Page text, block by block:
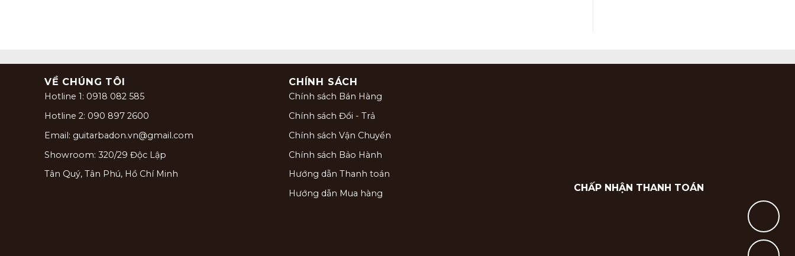
VỀ CHÚNG TÔI
Hotline 1: 0918 082 585
Hotline 2: 090 897 2600
Email: guitarbadon.vn@gmail.com
Showroom: 320/29 Độc Lập
Tân Quý, Tân Phú, Hồ Chí Minh
CHÍNH SÁCH
Chính sách Bán Hàng
Chính sách Đổi - Trả
Chính sách Vận Chuyển
Chính sách Bảo Hành
Hướng dẫn Thanh toán
Hướng dẫn Mua hàng
CHẤP NHẬN THANH TOÁN